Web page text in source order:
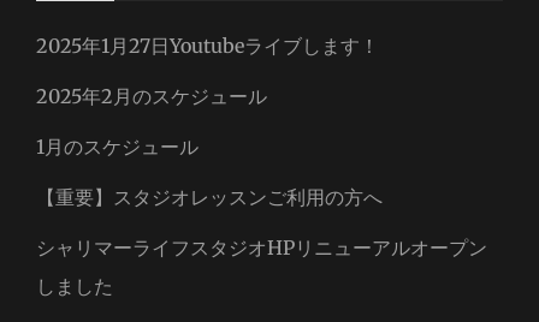
2025年1月27日Youtubeライブします！
2025年2月のスケジュール
1月のスケジュール
【重要】スタジオレッスンご利用の方へ
シャリマーライフスタジオHPリニューアルオープン
しました